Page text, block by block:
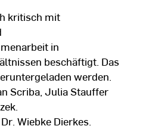
kritisch mit
in
beschäftigt. Das
werden.
Scriba, Julia Stauffer
Wiebke Dierkes.